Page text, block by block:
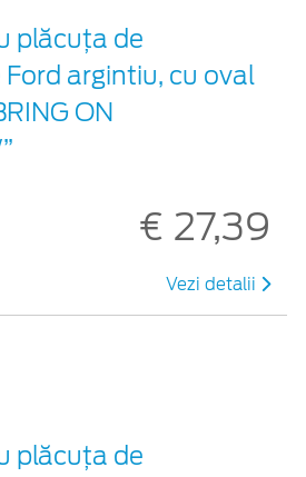
plăcuța de
argintiu, cu oval
ON
€ 27,39
Vezi detalii
plăcuța de